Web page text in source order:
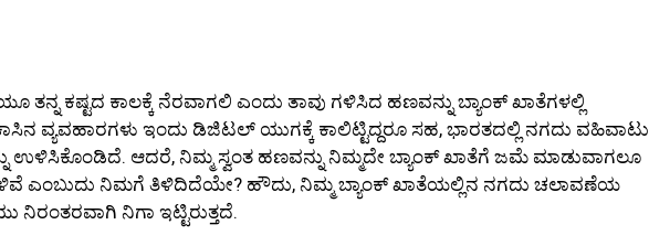
ತನ್ನ ಕಷ್ಟದ ಕಾಲಕ್ಕೆ ನೆರವಾಗಲಿ ಎಂದು ತಾವು ಗಳಿಸಿದ ಹಣವನ್ನು ಬ್ಯಾಂಕ್ ಖಾತೆಗಳಲ್ಲಿ
ವ್ಯವಹಾರಗಳು ಇಂದು ಡಿಜಿಟಲ್ ಯುಗಕ್ಕೆ ಕಾಲಿಟ್ಟಿದ್ದರೂ ಸಹ, ಭಾರತದಲ್ಲಿ ನಗದು ವಹಿವಾಟು
ಉಳಿಸಿಕೊಂಡಿದೆ. ಆದರೆ, ನಿಮ್ಮ ಸ್ವಂತ ಹಣವನ್ನು ನಿಮ್ಮದೇ ಬ್ಯಾಂಕ್ ಖಾತೆಗೆ ಜಮೆ ಮಾಡುವಾಗಲೂ
ಎಂಬುದು ನಿಮಗೆ ತಿಳಿದಿದೆಯೇ? ಹೌದು, ನಿಮ್ಮ ಬ್ಯಾಂಕ್ ಖಾತೆಯಲ್ಲಿನ ನಗದು ಚಲಾವಣೆಯ
ನಿಗಾ ಇಟ್ಟಿರುತ್ತದೆ.